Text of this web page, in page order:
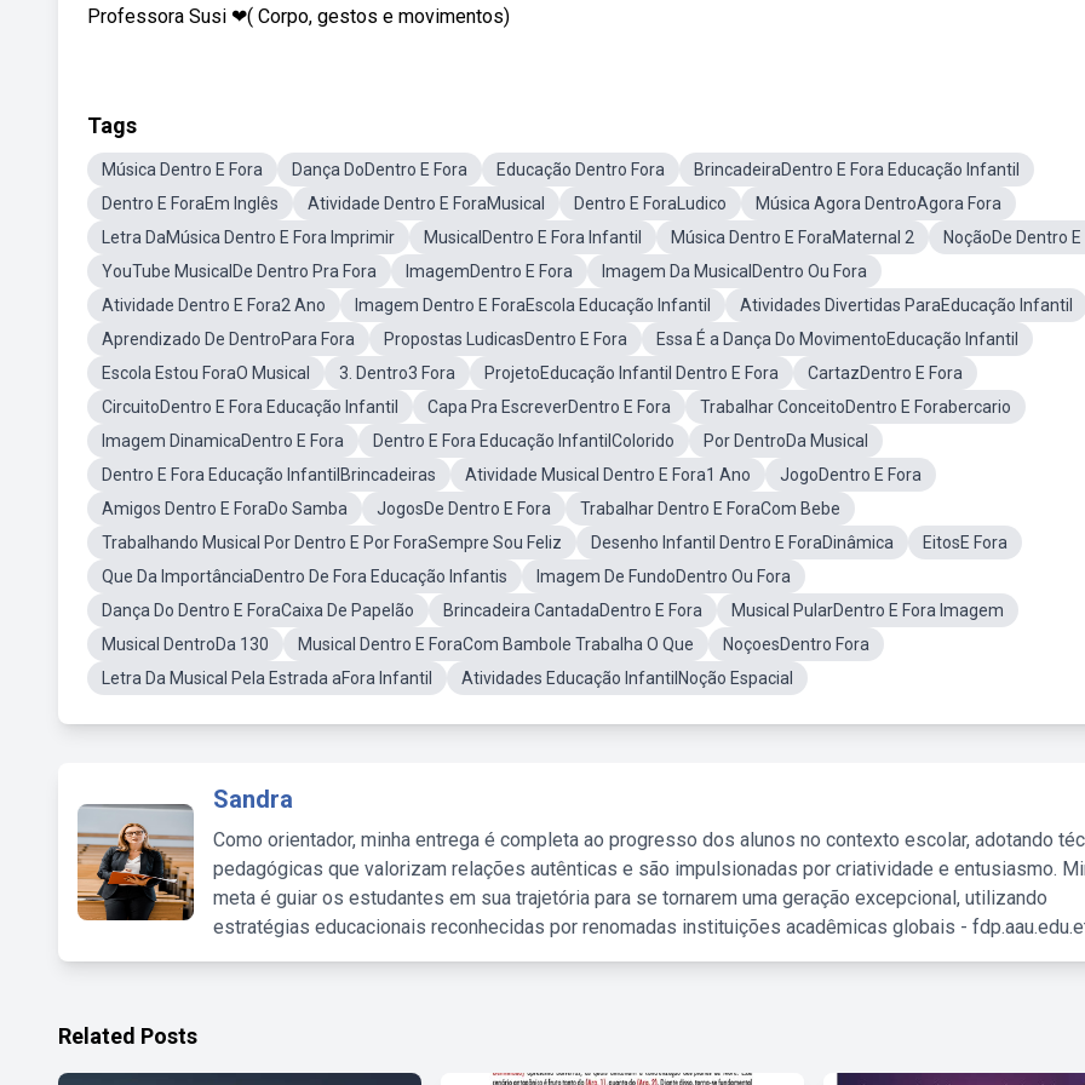
Professora Susi ❤( Corpo, gestos e movimentos)
Tags
Música Dentro E Fora Dança DoDentro E Fora Educação Dentro Fora
BrincadeiraDentro E Fora Educação Infantil
Dentro E ForaEm Inglês
Atividade Dentro E ForaMusical Dentro E ForaLudico
Música Agora DentroAgora Fora
Letra DaMúsica Dentro E Fora Imprimir
MusicalDentro E Fora Infantil Música Dentro E ForaMaternal 2
NoçãoDe Dentro E
YouTube MusicalDe Dentro Pra Fora
ImagemDentro E Fora
Imagem Da MusicalDentro Ou Fora
Atividade Dentro E Fora2 Ano
Imagem Dentro E ForaEscola Educação Infantil
Atividades Divertidas ParaEducação Infantil
Aprendizado De DentroPara Fora
Propostas LudicasDentro E Fora
Essa É a Dança Do MovimentoEducação Infantil
Escola Estou ForaO Musical
3. Dentro3 Fora ProjetoEducação Infantil Dentro E Fora
CartazDentro E Fora
CircuitoDentro E Fora Educação Infantil
Capa Pra EscreverDentro E Fora
Trabalhar ConceitoDentro E Forabercario
Imagem DinamicaDentro E Fora
Dentro E Fora Educação InfantilColorido
Por DentroDa Musical
Dentro E Fora Educação InfantilBrincadeiras
Atividade Musical Dentro E Fora1 Ano
JogoDentro E Fora
Amigos Dentro E ForaDo Samba
JogosDe Dentro E Fora
Trabalhar Dentro E ForaCom Bebe
Trabalhando Musical Por Dentro E Por ForaSempre Sou Feliz
Desenho Infantil Dentro E ForaDinâmica
EitosE Fora
Que Da ImportânciaDentro De Fora Educação Infantis
Imagem De FundoDentro Ou Fora
Dança Do Dentro E ForaCaixa De Papelão
Brincadeira CantadaDentro E Fora
Musical PularDentro E Fora Imagem
Musical DentroDa 130
Musical Dentro E ForaCom Bambole Trabalha O Que
NoçoesDentro Fora
Letra Da Musical Pela Estrada aFora Infantil
Atividades Educação InfantilNoção Espacial
Sandra
Como orientador, minha entrega é completa ao progresso dos alunos no contexto escolar, adotando
pedagógicas que valorizam relações autênticas e são impulsionadas por criatividade e entusiasmo.
meta é guiar os estudantes em sua trajetória para se tornarem uma geração excepcional, utilizando
estratégias educacionais reconhecidas por renomadas instituições acadêmicas globais -
Related Posts